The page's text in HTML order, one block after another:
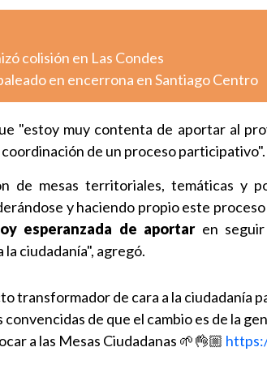
colisión en Las Condes
en encerrona en Santiago Centro
"estoy muy contenta de aportar al
de un proceso participativo".
de mesas territoriales, temáticas y
y haciendo propio este
esperanzada de aportaren seguir
ciudadanía", agregó.
transformador de cara a la ciudadanía
de que el cambio es de la
a las Mesas Ciudadanas 🌱👌🏼